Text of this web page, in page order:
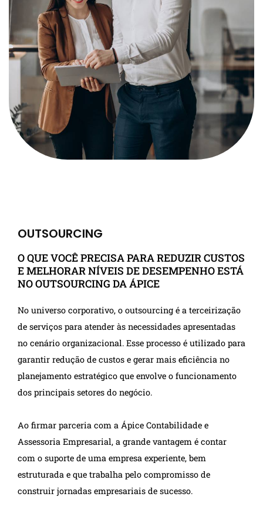
OUTSOURCING
O QUE VOCÊ PRECISA PARA REDUZIR CUSTOS
E MELHORAR NÍVEIS DE DESEMPENHO ESTÁ
NO OUTSOURCING DA ÁPICE
No universo corporativo, o outsourcing é a terceirização
de serviços para atender às necessidades apresentadas
no cenário organizacional. Esse processo é utilizado para
garantir redução de custos e gerar mais eficiência no
planejamento estratégico que envolve o funcionamento
dos principais setores do negócio.
Ao firmar parceria com a Ápice Contabilidade e
Assessoria Empresarial, a grande vantagem é contar
com o suporte de uma empresa experiente, bem
estruturada e que trabalha pelo compromisso de
construir jornadas empresariais de sucesso.